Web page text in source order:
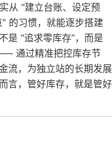
从 “建立台账、设定预
的习惯，就能逐步搭建
是 “追求零库存”，而是
通过精准把控库存节
流，为独立站的长期发展
言，管好库存，就是管好